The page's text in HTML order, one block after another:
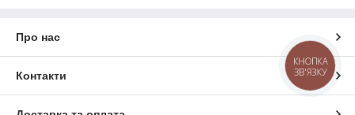
Про нас
Контакти
КНОПКА
ЗВ'ЯЗКУ